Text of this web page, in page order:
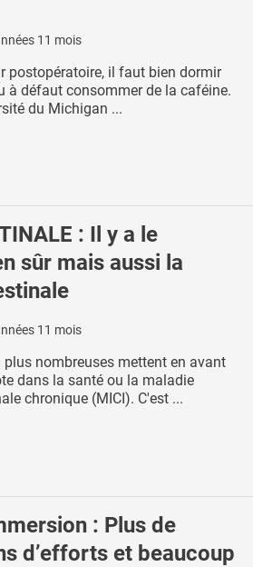
11 mois
postopératoire, il faut bien dormir
à défaut consommer de la caféine.
du Michigan ...
: Il y a le
sûr mais aussi la
11 mois
plus nombreuses mettent en avant
dans la santé ou la maladie
chronique (MICI). C'est ...
: Plus de
d’efforts et beaucoup